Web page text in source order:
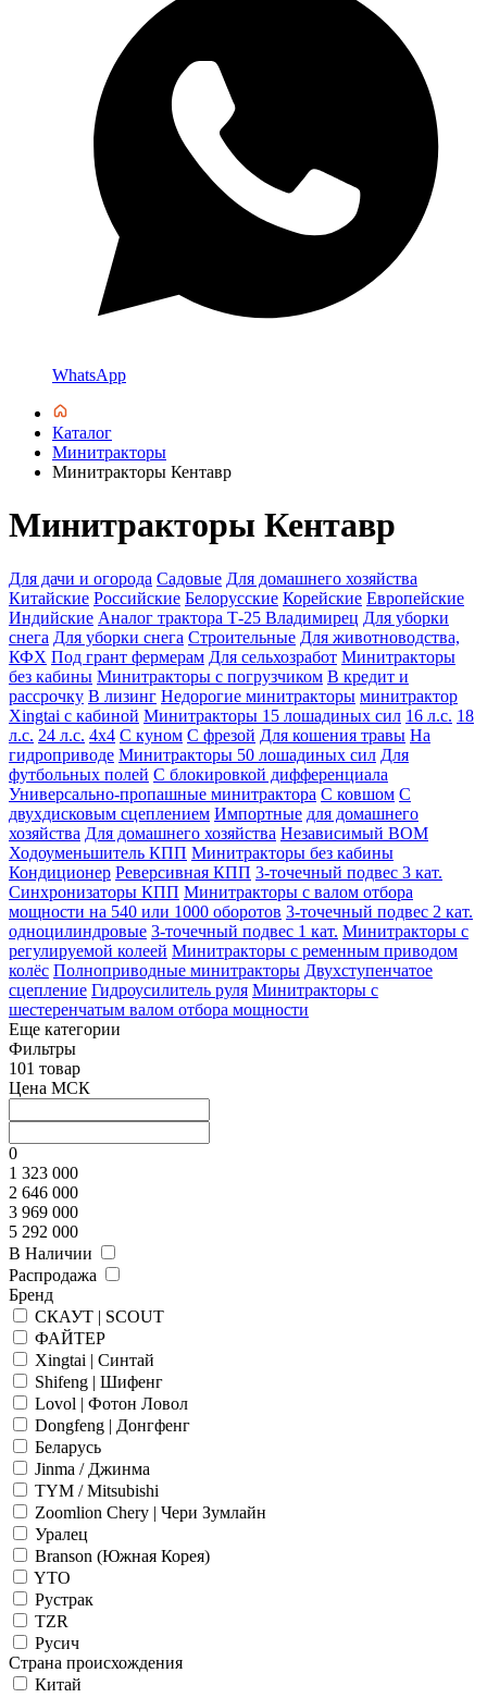
WhatsApp
Каталог
Минитракторы
Минитракторы Кентавр
Минитракторы Кентавр
Для дачи и огорода Садовые Для домашнего хозяйства
Китайские Российские Белорусские Корейские Европейские
Индийские Аналог трактора Т-25 Владимирец Для уборки
снега Для уборки снега Строительные Для животноводства,
КФХ Под грант фермерам Для сельхозработ Минитракторы
без кабины Минитракторы с погрузчиком В кредит и
рассрочку В лизинг Недорогие минитракторы минитрактор
Xingtai с кабиной Минитракторы 15 лошадиных сил 16 л.с. 18
л.с. 24 л.с. 4х4 С куном С фрезой Для кошения травы На
гидроприводе Минитракторы 50 лошадиных сил Для
футбольных полей С блокировкой дифференциала
Универсально-пропашные минитрактора С ковшом С
двухдисковым сцеплением Импортные для домашнего
хозяйства Для домашнего хозяйства Независимый ВОМ
Ходоуменьшитель КПП Минитракторы без кабины
Кондиционер Реверсивная КПП 3-точечный подвес 3 кат.
Синхронизаторы КПП Минитракторы с валом отбора
мощности на 540 или 1000 оборотов 3-точечный подвес 2 кат.
одноцилиндровые 3-точечный подвес 1 кат. Минитракторы с
регулируемой колеей Минитракторы с ременным приводом
колёс Полноприводные минитракторы Двухступенчатое
сцепление Гидроусилитель руля Минитракторы с
шестеренчатым валом отбора мощности
Еще категории
Фильтры
101 товар
Цена МСК
0
1 323 000
2 646 000
3 969 000
5 292 000
В Наличии
Распродажа
Бренд
СКАУТ | SCOUT
ФАЙТЕР
Xingtai | Синтай
Shifeng | Шифенг
Lovol | Фотон Ловол
Dongfeng | Донгфенг
Беларусь
Jinma / Джинма
TYM / Mitsubishi
Zoomlion Chery | Чери Зумлайн
Уралец
Branson (Южная Корея)
YTO
Рустрак
TZR
Русич
Страна происхождения
Китай